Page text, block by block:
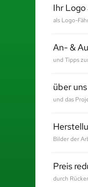
Ihr Logo
als Logo-
An- &
und Tipps
über uns
und das
Bilder der
Preis
durch